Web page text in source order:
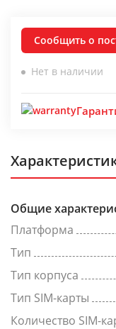
Сообщить о
Нет в наличии
Общие
Платформа
Тип
Тип корпуса
Тип SIM-карты
Количество SIM-